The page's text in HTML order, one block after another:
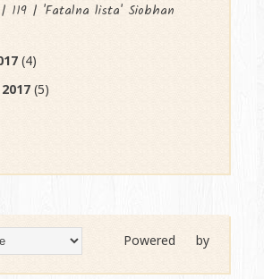
| 119 | 'Fatalna lista' Siobhan
(4)
(5)
Powered by